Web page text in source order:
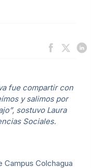
fue compartir con
y salimos por
sostuvo Laura
Sociales.
Campus Colchagua